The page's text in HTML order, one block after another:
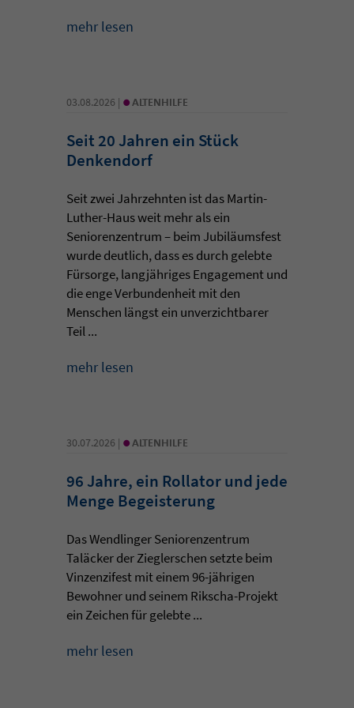
mehr lesen
03.08.2026 | • ALTENHILFE
Seit 20 Jahren ein Stück
Denkendorf
Seit zwei Jahrzehnten ist das Martin-
Luther-Haus weit mehr als ein
Seniorenzentrum – beim Jubiläumsfest
wurde deutlich, dass es durch gelebte
Fürsorge, langjähriges Engagement und
die enge Verbundenheit mit den
Menschen längst ein unverzichtbarer
Teil ...
mehr lesen
30.07.2026 | • ALTENHILFE
96 Jahre, ein Rollator und jede
Menge Begeisterung
Das Wendlinger Seniorenzentrum
Taläcker der Zieglerschen setzte beim
Vinzenzifest mit einem 96-jährigen
Bewohner und seinem Rikscha-Projekt
ein Zeichen für gelebte ...
mehr lesen